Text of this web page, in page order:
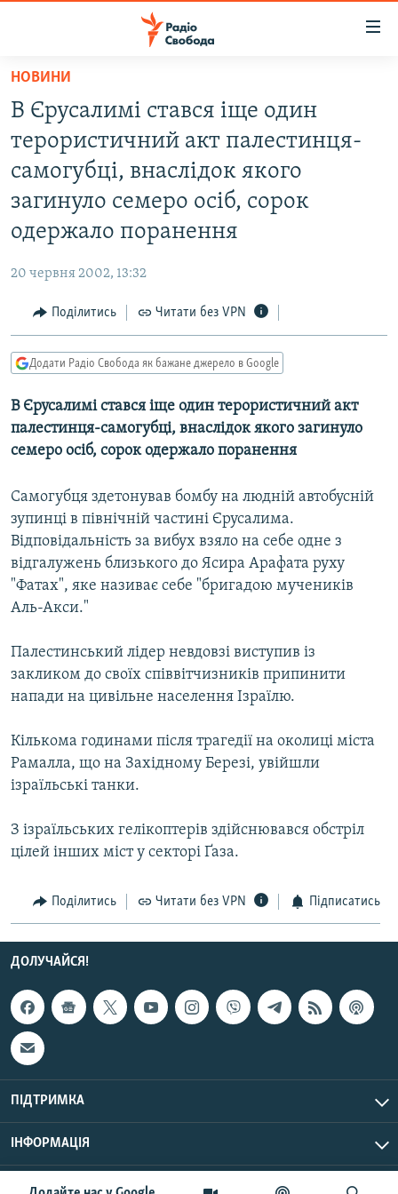
Перейти
основного
матеріалу
Перейти
до
основної
навігації
Перейти
до
ВСЕ ЗА ДОБУ
СТАТТІ
СПОРТ
УКРАЇНА
РОСІЙСЬКА «ФІЛЬТРАЦІЯ»
КРИМ.РЕАЛІЇ
ТИ ЯК?
СХЕМИ
МУЛЬТИМЕДІА
ФОТО
ПОДКАСТИ
КРИМ РЕАЛІЇ
РУС
УКР
КТАТ
ДОЛУЧАЙСЯ!
НОВИНИ
В Єрусалимі стався іще один
терористичний акт палестинця-
самогубці, внаслідок якого
загинуло семеро осіб, сорок
одержало поранення
20 червня 2002, 13:32
Поділитись Читати без VPN
Додати Радіо Свобода як бажане джерело в Google
В Єрусалимі стався іще один терористичний акт
палестинця-самогубці, внаслідок якого загинуло
семеро осіб, сорок одержало поранення
Самогубця здетонував бомбу на людній автобусній
зупинці в північній частині Єрусалима.
Відповідальність за вибух взяло на себе одне з
відгалужень близького до Ясира Арафата руху
"Фатах", яке називає себе "бригадою мучеників
Аль-Акси."
Палестинський лідер невдовзі виступив із
закликом до своїх співвітчизників припинити
напади на цивільне населення Ізраїлю.
Кількома годинами після трагедії на околиці міста
Рамалла, що на Західному Березі, увійшли
ізраїльські танки.
З ізраїльських гелікоптерів здійснювався обстріл
цілей інших міст у секторі Ґаза.
Поділитись Читати без VPN Підписатись
ДОЛУЧАЙСЯ!
ПІДТРИМКА
ІНФОРМАЦІЯ
© Радіо Свобода, 2026 | Усі права застережено.
UTC+3